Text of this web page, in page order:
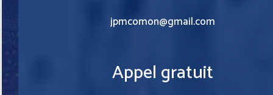
jpmcomon@gmail.com
Appel gratuit